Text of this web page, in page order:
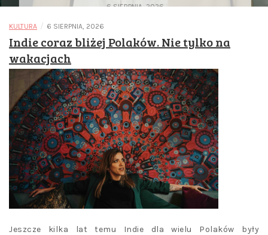
6 SIERPNIA, 2026
CONTINUE READING
KULTURA / 6 SIERPNIA, 2026
Indie coraz bliżej Polaków. Nie tylko na
wakacjach
Jeszcze kilka lat temu Indie dla wielu Polaków były